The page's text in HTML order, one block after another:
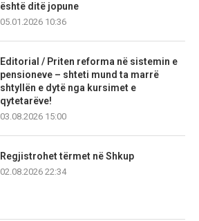
është ditë jopune
05.01.2026 10:36
Editorial / Priten reforma në sistemin e
pensioneve – shteti mund ta marrë
shtyllën e dytë nga kursimet e
qytetarëve!
03.08.2026 15:00
Regjistrohet tërmet në Shkup
02.08.2026 22:34